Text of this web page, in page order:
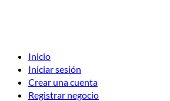
Inicio
Iniciar sesión
Crear una cuenta
Registrar negocio